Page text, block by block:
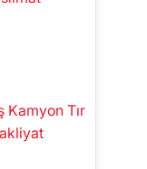
Kamyon Tır